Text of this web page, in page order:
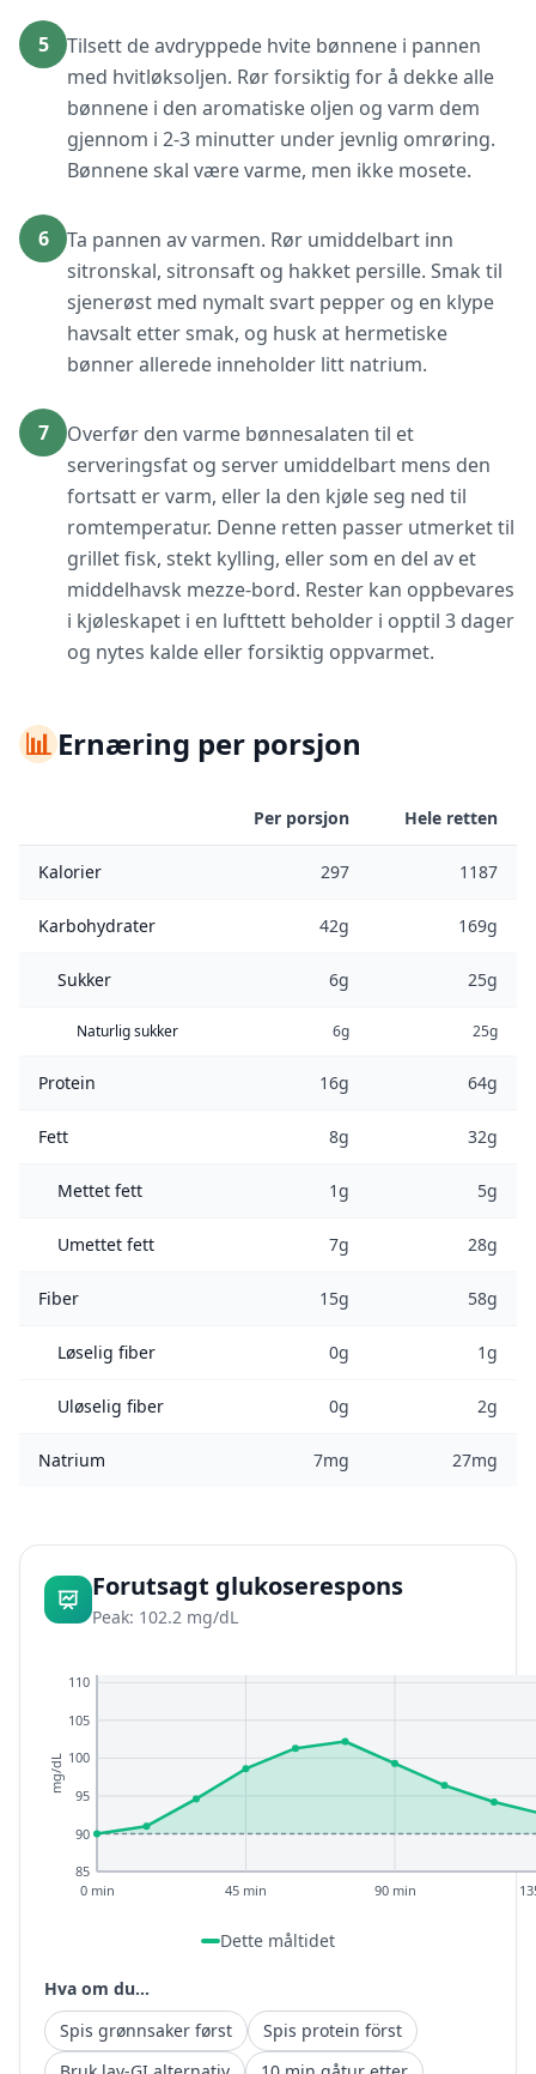
5
Tilsett de avdryppede hvite bønnene i pannen
med hvitløksoljen. Rør forsiktig for å dekke alle
bønnene i den aromatiske oljen og varm dem
gjennom i 2-3 minutter under jevnlig omrøring.
Bønnene skal være varme, men ikke mosete.
6
Ta pannen av varmen. Rør umiddelbart inn
sitronskal, sitronsaft og hakket persille. Smak til
sjenerøst med nymalt svart pepper og en klype
havsalt etter smak, og husk at hermetiske
bønner allerede inneholder litt natrium.
7
Overfør den varme bønnesalaten til et
serveringsfat og server umiddelbart mens den
fortsatt er varm, eller la den kjøle seg ned til
romtemperatur. Denne retten passer utmerket til
grillet fisk, stekt kylling, eller som en del av et
middelhavsk mezze-bord. Rester kan oppbevares
i kjøleskapet i en lufttett beholder i opptil 3 dager
og nytes kalde eller forsiktig oppvarmet.
📊Ernæring per porsjon
Per porsjon Hele retten
Kalorier 297 1187
Karbohydrater 42g 169g
Sukker 6g 25g
Naturlig sukker 6g 25g
Protein 16g 64g
Fett 8g 32g
Mettet fett 1g 5g
Umettet fett 7g 28g
Fiber 15g 58g
Løselig fiber 0g 1g
Uløselig fiber 0g 2g
Natrium 7mg 27mg
Forutsagt glukoserespons
Peak: 102.2 mg/dL
85
90
95
100
105
110
0 min 45 min 90 min
mg/dL
Dette måltidet
Hva om du...
Spis grønnsaker først
Spis protein först